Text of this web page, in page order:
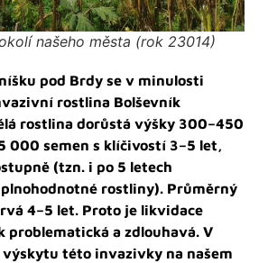
našeho města (rok 23014)
pod Brdy se v minulosti
rostlina Bolševník
rostlina dorůstá výšky 300–450
000 semen s klíčivostí 3–5 let,
(tzn. i po 5 letech
rostliny). Průměrný
4–5 let. Proto je likvidace
problematická a zdlouhavá. V
této invazivky na našem